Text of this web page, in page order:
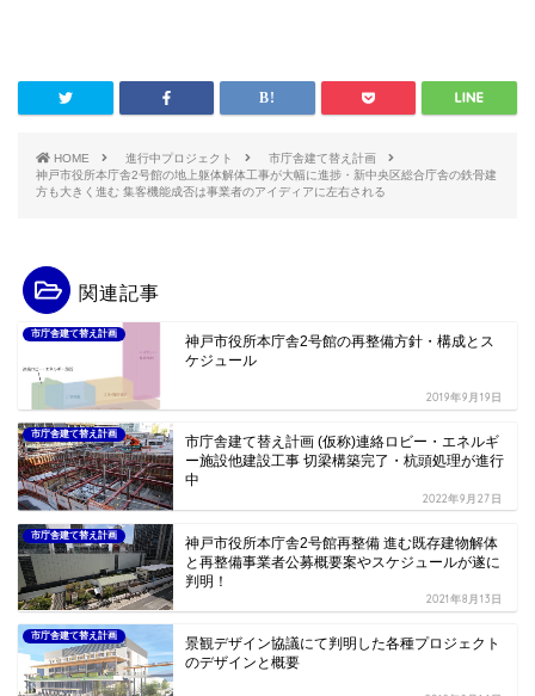
HOME 進行中プロジェクト
市庁舎建て替え計画
神戸市役所本庁舎2号館の地上躯体解体工事が大幅に進捗・新中央区総合庁舎の鉄骨建
方も大きく進む 集客機能成否は事業者のアイディアに左右される
関連記事
市庁舎建て替え計画
神戸市役所本庁舎2号館の再整備方針・構成とス
ケジュール
2019年9月19日
市庁舎建て替え計画
市庁舎建て替え計画 (仮称)連絡ロビー・エネルギ
ー施設他建設工事 切梁構築完了・杭頭処理が進行
中
2022年9月27日
市庁舎建て替え計画
神戸市役所本庁舎2号館再整備 進む既存建物解体
と再整備事業者公募概要案やスケジュールが遂に
判明！
2021年8月13日
市庁舎建て替え計画
景観デザイン協議にて判明した各種プロジェクト
のデザインと概要